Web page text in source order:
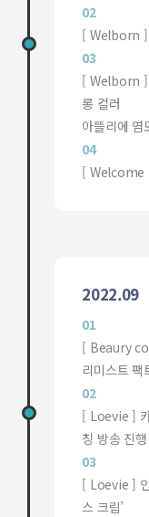
02
[ Welborn ]
03
[ Welborn ]
롱 컬러
아뜰리에 염
04
[ Welcome
2022.09
01
[ Beaury
리미스트 팩
02
[ Loevie ]
칭 방송 진행
03
[ Loevie ]
스 크림’